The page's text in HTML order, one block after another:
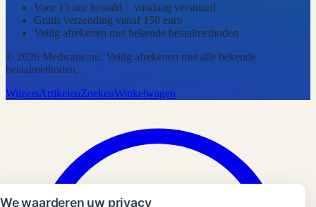
Voor 15 uur betaald = vandaag verstuurd
Gratis verzending vanaf 150 euro
Veilig afrekenen met bekende betaalmethoden
© 2026 Medicatie.nu. Veilig afrekenen met alle bekende
betaalmethoden.
WijzersArtikelenZoekenWinkelwagen
We waarderen uw privacy